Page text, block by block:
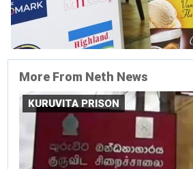
More From Neth News
KURUVITA PRISON